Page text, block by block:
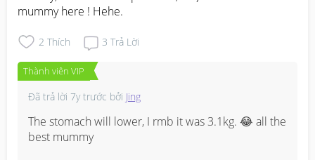
mummy here ! Hehe.
2 Thích 3 Trả Lời
Thành viên VIP
Đã trả lời 7y trước bởi Jing
The stomach will lower, I rmb it was 3.1kg. 😂 all the
best mummy